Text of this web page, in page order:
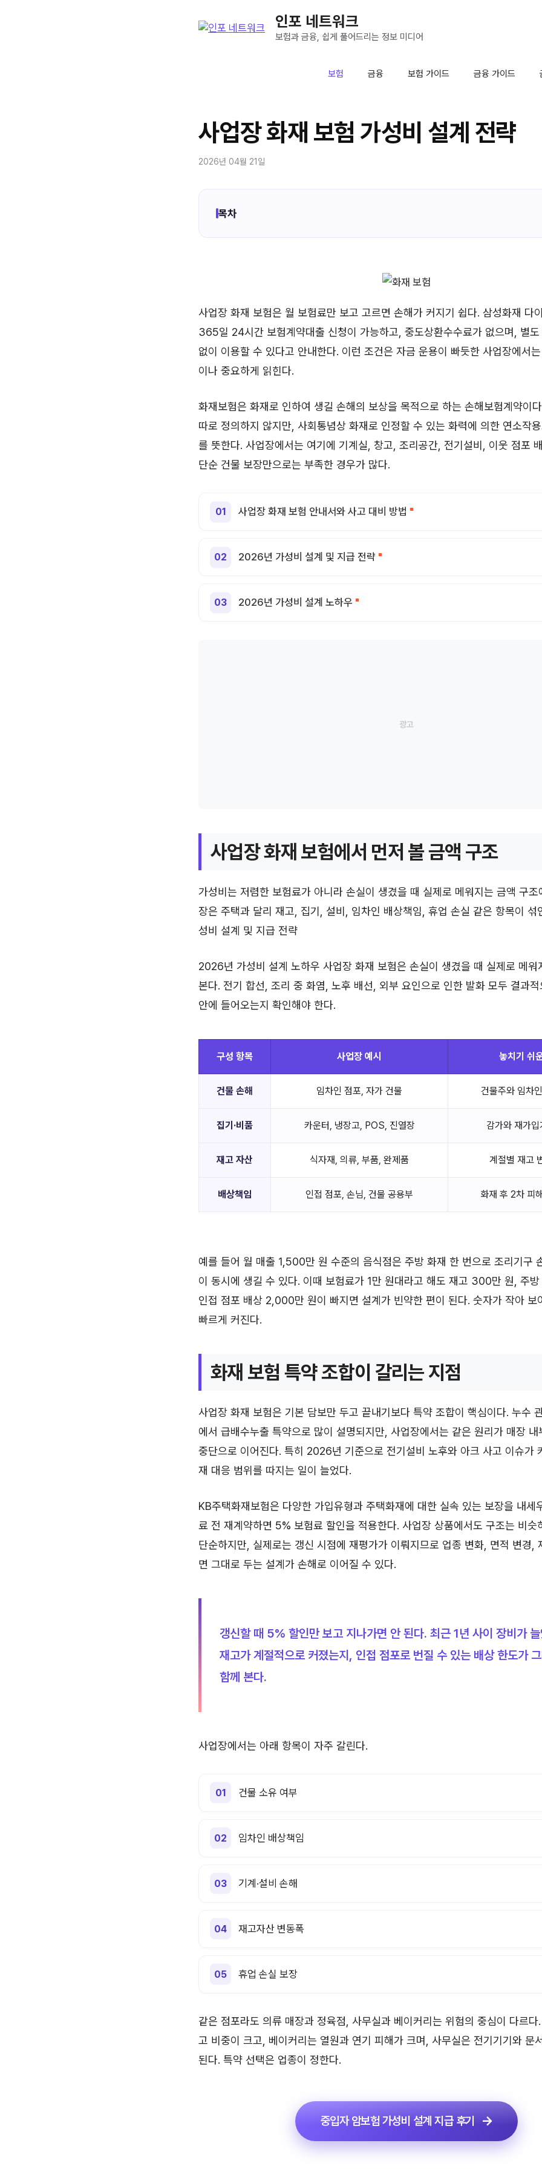
인포 네트워크
보험과 금융, 쉽게 풀어드리는 정보 미디어
보험 금융 보험 가이드 금융 가이드
사업장 화재 보험 가성비 설계 전략
2026년 04월 21일
목차
사업장 화재 보험은 월 보험료만 보고 고르면 손해가 커지기 쉽다. 삼성화재 다
365일 24시간 보험계약대출 신청이 가능하고, 중도상환수수료가 없으며, 별도
없이 이용할 수 있다고 안내한다. 이런 조건은 자금 운용이 빠듯한 사업장에서
이나 중요하게 읽힌다.
화재보험은 화재로 인하여 생길 손해의 보상을 목적으로 하는 손해보험계약이
따로 정의하지 않지만, 사회통념상 화재로 인정할 수 있는 화력에 의한 연소작
를 뜻한다. 사업장에서는 여기에 기계실, 창고, 조리공간, 전기설비, 이웃 점포
단순 건물 보장만으로는 부족한 경우가 많다.
사업장 화재 보험 안내서와 사고 대비 방법
2026년 가성비 설계 및 지급 전략
2026년 가성비 설계 노하우
사업장 화재 보험에서 먼저 볼 금액 구조
가성비는 저렴한 보험료가 아니라 손실이 생겼을 때 실제로 메워지는 금액 구조
장은 주택과 달리 재고, 집기, 설비, 임차인 배상책임, 휴업 손실 같은 항목이
성비 설계 및 지급 전략
2026년 가성비 설계 노하우 사업장 화재 보험은 손실이 생겼을 때 실제로 메워
본다. 전기 합선, 조리 중 화염, 노후 배선, 외부 요인으로 인한 발화 모두 결과
안에 들어오는지 확인해야 한다.
구성 항목 사업장 예시 놓치기 쉬
건물 손해 임차인 점포, 자가 건물 건물주와 임차
집기·비품 카운터, 냉장고, POS, 진열장 감가와 재가입
재고 자산 식자재, 의류, 부품, 완제품 계절별 재고
배상책임 인접 점포, 손님, 건물 공용부 화재 후 2차 피
예를 들어 월 매출 1,500만 원 수준의 음식점은 주방 화재 한 번으로 조리기구
이 동시에 생길 수 있다. 이때 보험료가 1만 원대라고 해도 재고 300만 원, 주
인접 점포 배상 2,000만 원이 빠지면 설계가 빈약한 편이 된다. 숫자가 작아 보
빠르게 커진다.
화재 보험 특약 조합이 갈리는 지점
사업장 화재 보험은 기본 담보만 두고 끝내기보다 특약 조합이 핵심이다. 누수
에서 급배수누출 특약으로 많이 설명되지만, 사업장에서는 같은 원리가 매장 내
중단으로 이어진다. 특히 2026년 기준으로 전기설비 노후와 아크 사고 이슈가
재 대응 범위를 따지는 일이 늘었다.
KB주택화재보험은 다양한 가입유형과 주택화재에 대한 실속 있는 보장을 내세
료 전 재계약하면 5% 보험료 할인을 적용한다. 사업장 상품에서도 구조는 비슷
단순하지만, 실제로는 갱신 시점에 재평가가 이뤄지므로 업종 변화, 면적 변경,
면 그대로 두는 설계가 손해로 이어질 수 있다.
갱신할 때 5% 할인만 보고 지나가면 안 된다. 최근 1년 사이 장비가
재고가 계절적으로 커졌는지, 인접 점포로 번질 수 있는 배상 한도가 그
함께 본다.
사업장에서는 아래 항목이 자주 갈린다.
건물 소유 여부
임차인 배상책임
기계·설비 손해
재고자산 변동폭
휴업 손실 보장
같은 점포라도 의류 매장과 정육점, 사무실과 베이커리는 위험의 중심이 다르다
고 비중이 크고, 베이커리는 열원과 연기 피해가 크며, 사무실은 전기기기와 문
된다. 특약 선택은 업종이 정한다.
중입자 암보험 가성비 설계 지급 후기